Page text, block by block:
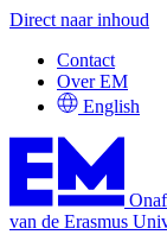
Direct naar inhoud
Contact
Over EM
English
van de Erasmus